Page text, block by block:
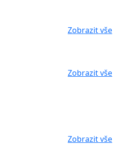
Zobrazit vše
Zobrazit vše
Zobrazit vše